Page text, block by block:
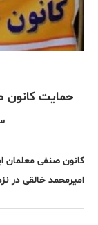
حمایت کانون
کانون صنفی معلمان
امیرمحمد خالقی در